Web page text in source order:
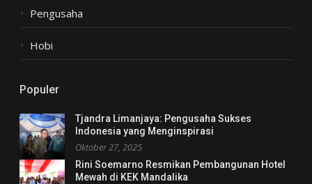
Pengusaha
Hobi
Populer
Tjandra Limanjaya: Pengusaha Sukses
Indonesia yang Menginspirasi
Oktober 27, 2025
Rini Soemarno Resmikan Pembangunan Hotel
Mewah di KEK Mandalika